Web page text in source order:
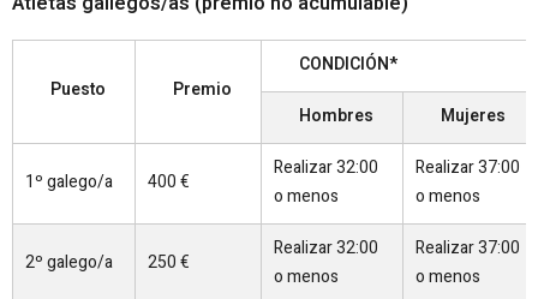
Puesto Premio
CONDICIÓN*
Hombres Mujeres
1º galego/a 400 €
Realizar 32:00
o menos
Realizar 37:00
o menos
2º galego/a 250 €
Realizar 32:00
o menos
Realizar 37:00
o menos